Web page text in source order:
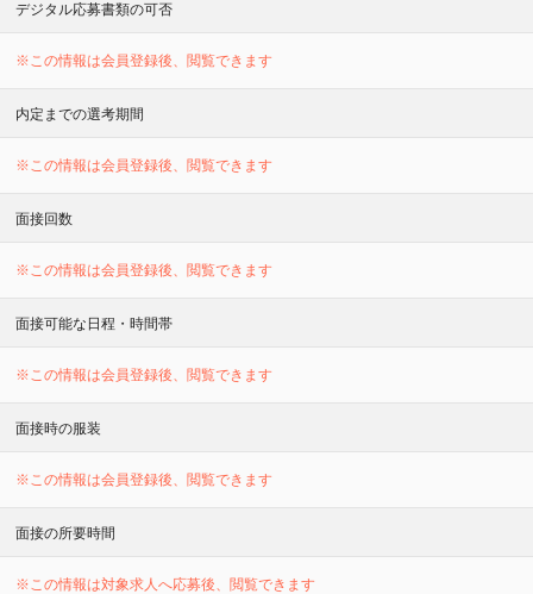
デジタル応募書類の可否
※この情報は会員登録後、閲覧できます
内定までの選考期間
※この情報は会員登録後、閲覧できます
面接回数
※この情報は会員登録後、閲覧できます
面接可能な日程・時間帯
※この情報は会員登録後、閲覧できます
面接時の服装
※この情報は会員登録後、閲覧できます
面接の所要時間
※この情報は対象求人へ応募後、閲覧できます